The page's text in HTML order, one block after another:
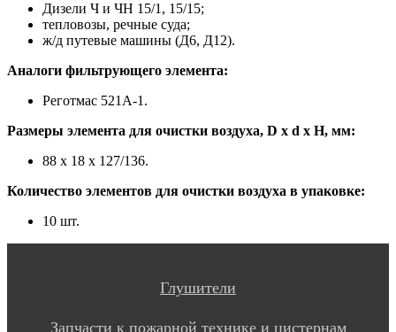
Дизели Ч и ЧН 15/1, 15/15;
тепловозы, речные суда;
ж/д путевые машины (Д6, Д12).
Аналоги фильтрующего элемента:
Реготмас 521А-1.
Размеры элемента для очистки воздуха, D x d x H, мм:
88 х 18 х 127/136.
Количество элементов для очистки воздуха в упаковке:
10 шт.
Глушители
Запчасти к пожарной технике и цистернам